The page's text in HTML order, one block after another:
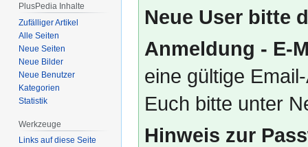
Neue User bitte
Anmeldung - E-
eine gültige
Euch bitte unter
Hinweis zur
PlusPedia Inhalte
Zufälliger Artikel
Alle Seiten
Neue Seiten
Neue Bilder
Neue Benutzer
Kategorien
Statistik
Werkzeuge
Links auf diese Seite